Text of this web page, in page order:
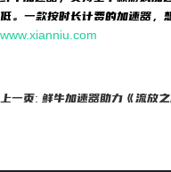
低。一款按时长计费的加速器，
www.xianniu.com
上一页: 鲜牛加速器助力《流放